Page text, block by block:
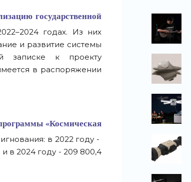
государственной
годах. Из них
и развитие системы
записке к проекту
в распоряжении
«Космическая
в 2022 году -
в 2024 году - 209 800,4